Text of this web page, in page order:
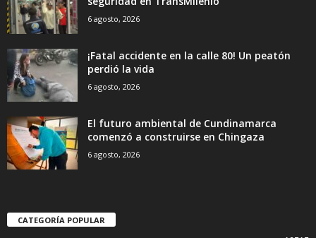
6 agosto, 2026
¡Fatal accidente en la calle 80! Un peatón
perdió la vida
6 agosto, 2026
El futuro ambiental de Cundinamarca
comenzó a construirse en Chingaza
6 agosto, 2026
CATEGORÍA POPULAR